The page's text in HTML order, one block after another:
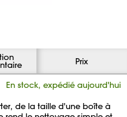
Prix
En stock, expédié aujourd'hui
de la taille d'une boîte à